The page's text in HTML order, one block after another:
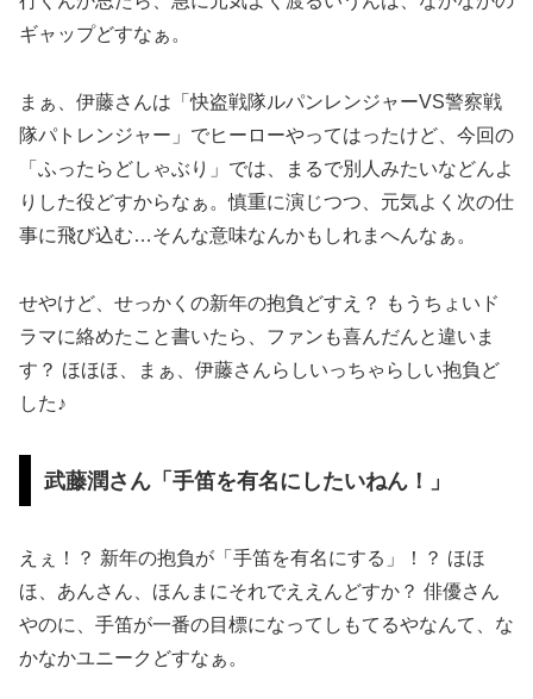
ギャップどすなぁ。
まぁ、伊藤さんは「快盗戦隊ルパンレンジャーVS警察戦
隊パトレンジャー」でヒーローやってはったけど、今回の
「ふったらどしゃぶり」では、まるで別人みたいなどんよ
りした役どすからなぁ。慎重に演じつつ、元気よく次の仕
事に飛び込む…そんな意味なんかもしれまへんなぁ。
せやけど、せっかくの新年の抱負どすえ？ もうちょいド
ラマに絡めたこと書いたら、ファンも喜んだんと違いま
す？ ほほほ、まぁ、伊藤さんらしいっちゃらしい抱負ど
した♪
武藤潤さん「手笛を有名にしたいねん！」
えぇ！？ 新年の抱負が「手笛を有名にする」！？ ほほ
ほ、あんさん、ほんまにそれでええんどすか？ 俳優さん
やのに、手笛が一番の目標になってしもてるやなんて、な
かなかユニークどすなぁ。